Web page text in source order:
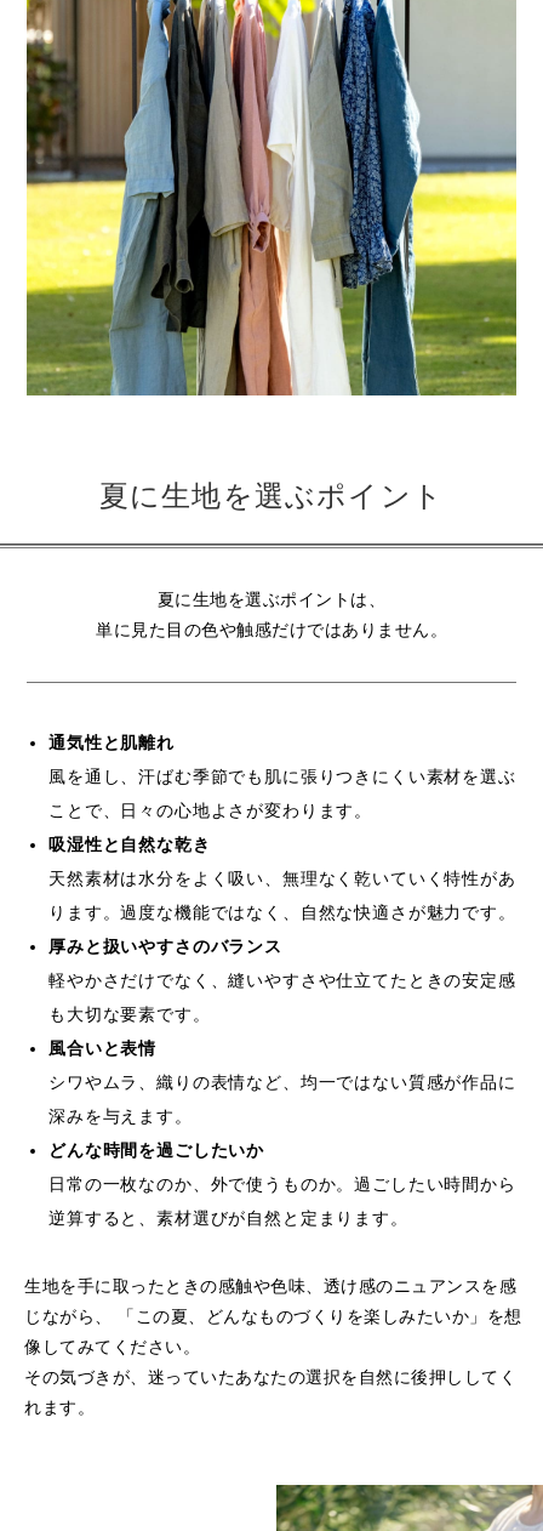
夏に生地を選ぶポイント
夏に生地を選ぶポイントは、
単に見た目の色や触感だけではありません。
通気性と肌離れ
風を通し、汗ばむ季節でも肌に張りつきにくい素材を選ぶ
ことで、日々の心地よさが変わります。
吸湿性と自然な乾き
天然素材は水分をよく吸い、無理なく乾いていく特性があ
ります。過度な機能ではなく、自然な快適さが魅力です。
厚みと扱いやすさのバランス
軽やかさだけでなく、縫いやすさや仕立てたときの安定感
も大切な要素です。
風合いと表情
シワやムラ、織りの表情など、均一ではない質感が作品に
深みを与えます。
どんな時間を過ごしたいか
日常の一枚なのか、外で使うものか。過ごしたい時間から
逆算すると、素材選びが自然と定まります。
生地を手に取ったときの感触や色味、透け感のニュアンスを感
じながら、
「この夏、どんなものづくりを楽しみたいか」を想
像してみてください。
その気づきが、迷っていたあなたの選択を自然に後押ししてく
れます。